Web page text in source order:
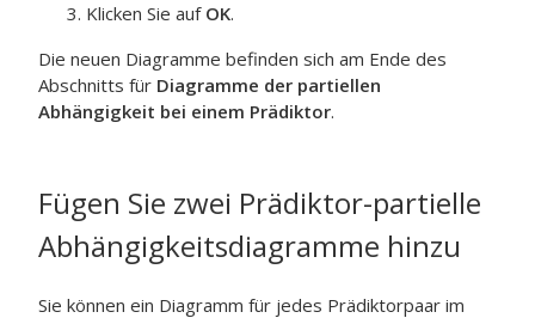
Klicken Sie auf OK.
Die neuen Diagramme befinden sich am Ende des
Abschnitts für Diagramme der partiellen
Abhängigkeit bei einem Prädiktor.
Fügen Sie zwei Prädiktor-partielle
Abhängigkeitsdiagramme hinzu
Sie können ein Diagramm für jedes Prädiktorpaar im